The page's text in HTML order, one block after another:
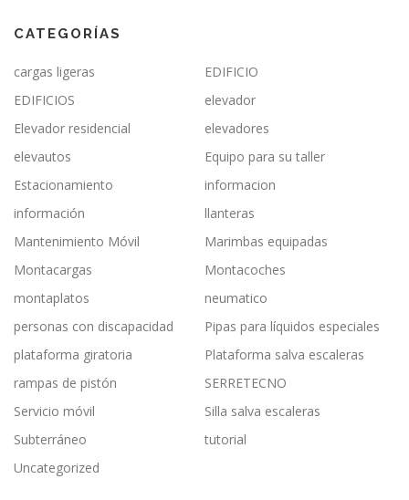
CATEGORÍAS
cargas ligeras
EDIFICIO
EDIFICIOS
elevador
Elevador residencial
elevadores
elevautos
Equipo para su taller
Estacionamiento
informacion
información
llanteras
Mantenimiento Móvil
Marimbas equipadas
Montacargas
Montacoches
montaplatos
neumatico
personas con discapacidad
Pipas para líquidos especiales
plataforma giratoria
Plataforma salva escaleras
rampas de pistón
SERRETECNO
Servicio móvil
Silla salva escaleras
Subterráneo
tutorial
Uncategorized